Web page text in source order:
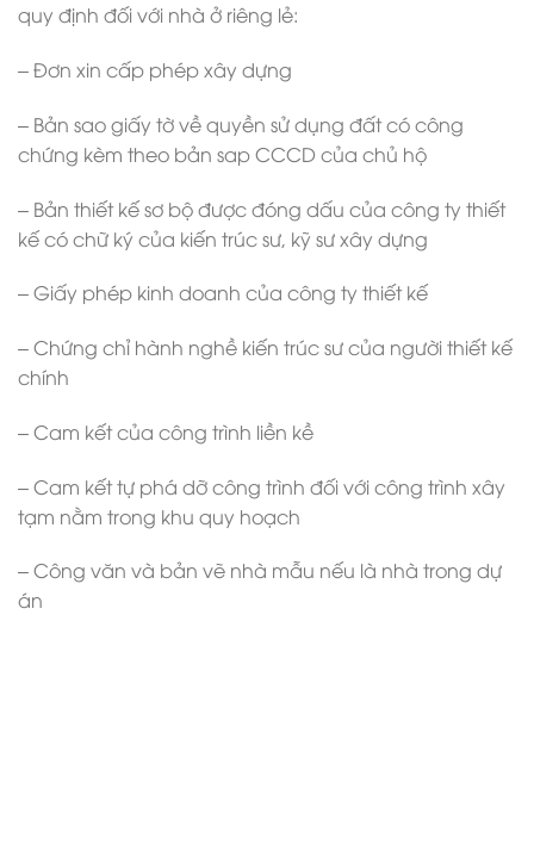
quy định đối với nhà ở riêng lẻ:
– Đơn xin cấp phép xây dựng
– Bản sao giấy tờ về quyền sử dụng đất có công
chứng kèm theo bản sap CCCD của chủ hộ
– Bản thiết kế sơ bộ được đóng dấu của công ty thiết
kế có chữ ký của kiến trúc sư, kỹ sư xây dựng
– Giấy phép kinh doanh của công ty thiết kế
– Chứng chỉ hành nghề kiến trúc sư của người thiết kế
chính
– Cam kết của công trình liền kề
– Cam kết tự phá dỡ công trình đối với công trình xây
tạm nằm trong khu quy hoạch
– Công văn và bản vẽ nhà mẫu nếu là nhà trong dự
án